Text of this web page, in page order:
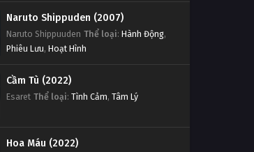
Naruto Shippuden (2007)
Naruto Shippuuden Thể loại: Hành Động,
Phiêu Lưu, Hoạt Hình
Cầm Tù (2022)
Esaret Thể loại: Tình Cảm, Tâm Lý
Hoa Máu (2022)